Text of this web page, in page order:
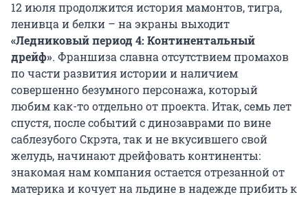
12 июля продолжится история мамонтов, тигра,
ленивца и белки – на экраны выходит
«Ледниковый период 4: Континентальный
дрейф». Франшиза славна отсутствием промахов
по части развития истории и наличием
совершенно безумного персонажа, который
любим как-то отдельно от проекта. Итак, семь лет
спустя, после событий с динозаврами по вине
саблезубого Скрэта, так и не вкусившего свой
желудь, начинают дрейфовать континенты:
знакомая нам компания остается отрезанной от
материка и кочует на льдине в надежде прибить к